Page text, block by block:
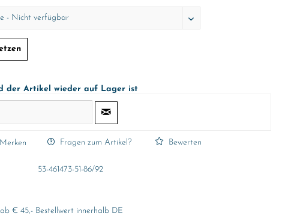
der Artikel wieder auf Lager ist
Merken Fragen zum Artikel? Bewerten
53-461473-51-86/92
€ 45,- Bestellwert innerhalb DE